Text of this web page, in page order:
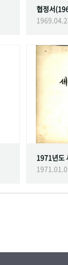
협정서
1971년도